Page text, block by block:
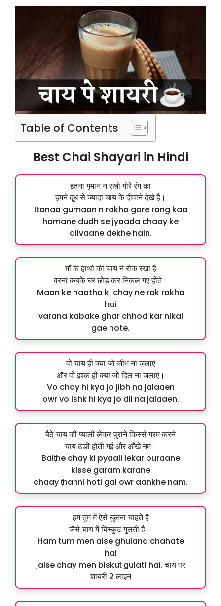
Table of Contents
Best Chai Shayari in Hindi
इतना गुमान न रखो गोरे रंग का
हमने दूध से ज्यादा चाय के दीवाने देखे हैं।
Itanaa gumaan n rakho gore rang kaa
hamane dudh se jyaada chaay ke
diivaane dekhe hain.
माँ के हाथो की चाय ने रोक रखा है
वरना कबके घर छोड़ कर निकल गए होते।
Maan ke haatho ki chay ne rok rakha
hai
varana kabake ghar chhod kar nikal
gae hote.
वो चाय ही क्या जो जीभ ना जलाएं
और वो इश्क ही क्या जो दिल ना जलाएं।
Vo chay hi kya jo jibh na jalaaen
owr vo ishk hi kya jo dil na jalaaen.
बैठे चाय की प्याली लेकर पुराने किस्से गरम करने
चाय ठंङी होती गई और आँखे नम।
Baiṭhe chay ki pyaali lekar puraane
kisse garam karane
chaay ṭhanṅi hoti gai owr aankhe nam.
हम तुम में ऐसे घुलना चाहते है
जैसे चाय में बिस्कुट गुलती है ।
Ham tum men aise ghulana chahate
hai
jaise chay men biskuṭ gulati hai. चाय पर
शायरी 2 लाइन